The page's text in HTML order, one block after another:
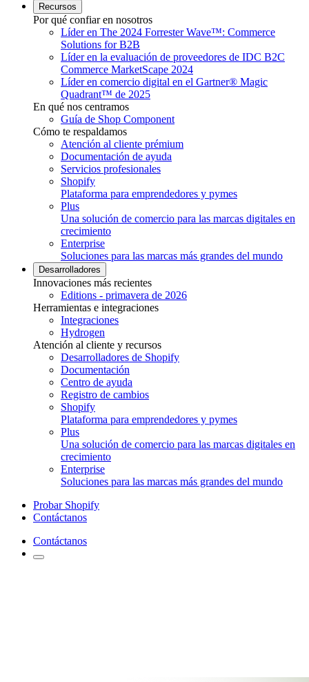
Recursos
Por qué confiar en nosotros
Líder en The 2024 Forrester Wave™: Commerce
Solutions for B2B
Líder en la evaluación de proveedores de IDC B2C
Commerce MarketScape 2024
Líder en comercio digital en el Gartner® Magic
Quadrant™ de 2025
En qué nos centramos
Guía de Shop Component
Cómo te respaldamos
Atención al cliente prémium
Documentación de ayuda
Servicios profesionales
Shopify
Plataforma para emprendedores y pymes
Plus
Una solución de comercio para las marcas digitales en
crecimiento
Enterprise
Soluciones para las marcas más grandes del mundo
Desarrolladores
Innovaciones más recientes
Editions - primavera de 2026
Herramientas e integraciones
Integraciones
Hydrogen
Atención al cliente y recursos
Desarrolladores de Shopify
Documentación
Centro de ayuda
Registro de cambios
Shopify
Plataforma para emprendedores y pymes
Plus
Una solución de comercio para las marcas digitales en
crecimiento
Enterprise
Soluciones para las marcas más grandes del mundo
Probar Shopify
Contáctanos
Contáctanos